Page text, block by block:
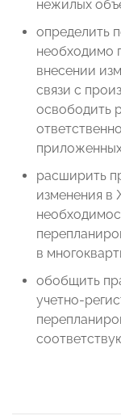
нежилых
определить
необходимо
внесении
связи с
освободить
расширить
изменения
в
обобщить
учетно-